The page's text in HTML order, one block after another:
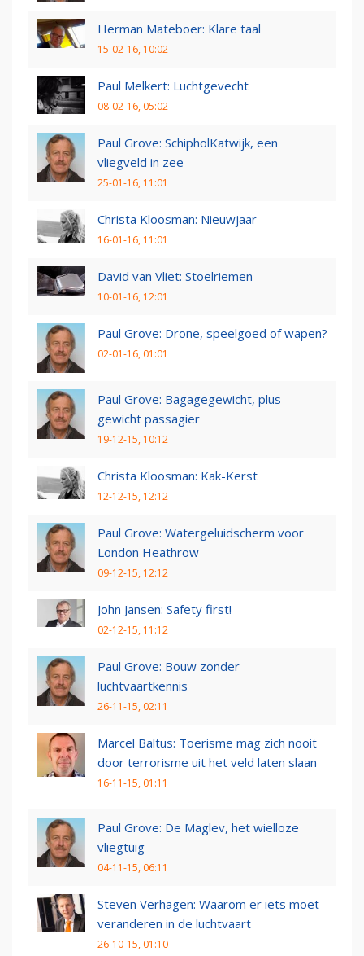
Herman Mateboer: Klare taal
15-02-16, 10:02
Paul Melkert: Luchtgevecht
08-02-16, 05:02
Paul Grove: SchipholKatwijk, een
vliegveld in zee
25-01-16, 11:01
Christa Kloosman: Nieuwjaar
16-01-16, 11:01
David van Vliet: Stoelriemen
10-01-16, 12:01
Paul Grove: Drone, speelgoed of wapen?
02-01-16, 01:01
Paul Grove: Bagagegewicht, plus
gewicht passagier
19-12-15, 10:12
Christa Kloosman: Kak-Kerst
12-12-15, 12:12
Paul Grove: Watergeluidscherm voor
London Heathrow
09-12-15, 12:12
John Jansen: Safety first!
02-12-15, 11:12
Paul Grove: Bouw zonder
luchtvaartkennis
26-11-15, 02:11
Marcel Baltus: Toerisme mag zich nooit
door terrorisme uit het veld laten slaan
16-11-15, 01:11
Paul Grove: De Maglev, het wielloze
vliegtuig
04-11-15, 06:11
Steven Verhagen: Waarom er iets moet
veranderen in de luchtvaart
26-10-15, 01:10